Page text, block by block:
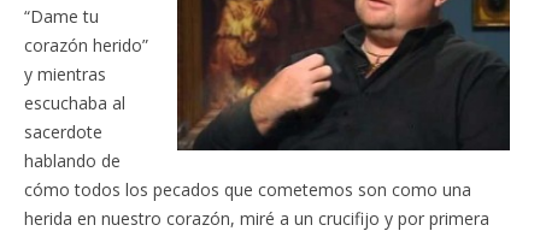
“Dame tu
corazón herido”
y mientras
escuchaba al
sacerdote
hablando de
cómo todos los pecados que cometemos son como una
herida en nuestro corazón, miré a un crucifijo y por primera